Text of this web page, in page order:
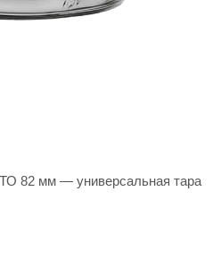
82 мм — универсальная тара